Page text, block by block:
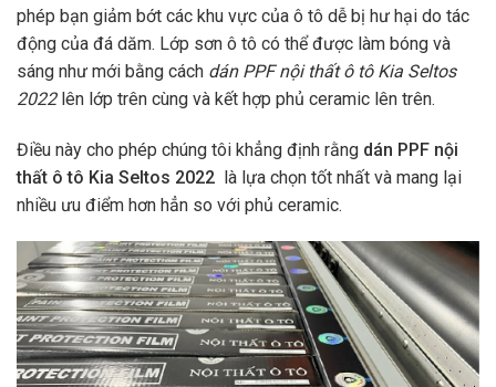
phép bạn giảm bớt các khu vực của ô tô dễ bị hư hại do tác
động của đá dăm. Lớp sơn ô tô có thể được làm bóng và
sáng như mới bằng cách dán PPF nội thất ô tô Kia Seltos
2022lên lớp trên cùng và kết hợp phủ ceramic lên trên.
Điều này cho phép chúng tôi khẳng định rằng dán PPF nội
thất ô tô Kia Seltos 2022 là lựa chọn tốt nhất và mang lại
nhiều ưu điểm hơn hẳn so với phủ ceramic.